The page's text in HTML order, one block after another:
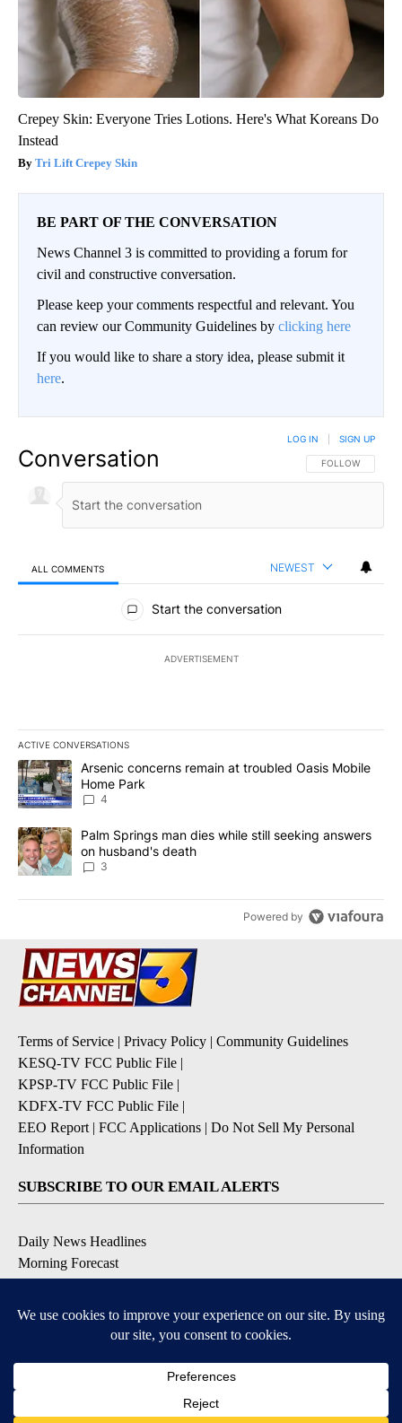
Crepey Skin: Everyone Tries Lotions. Here's What Koreans Do
Instead
Tri Lift Crepey Skin
BE PART OF THE CONVERSATION
News Channel 3 is committed to providing a forum for
civil and constructive conversation.
Please keep your comments respectful and relevant. You
can review our Community Guidelines by clicking here
If you would like to share a story idea, please submit it
here.
Conversation FOLLOW THIS
FOLLOW
LOG IN SIGN UP
ALL COMMENTS NEWEST
All Comments
Start the conversation
ADVERTISEMENT
ACTIVE CONVERSATIONS
The following is a list of the most commented articles in the last
A trending article titled "Arsenic concerns remain at troubled
Arsenic concerns remain at troubled Oasis Mobile
Home Park
4
A trending article titled "Palm Springs man dies while still
Palm Springs man dies while still seeking answers
on husband's death
3
Powered by
Terms of Service | Privacy Policy | Community Guidelines
KESQ-TV FCC Public File |
KPSP-TV FCC Public File |
KDFX-TV FCC Public File |
EEO Report | FCC Applications | Do Not Sell My Personal
Information
SUBSCRIBE TO OUR EMAIL ALERTS
Daily News Headlines
Morning Forecast
Contests & Promotions
DOWNLOAD OUR APPS